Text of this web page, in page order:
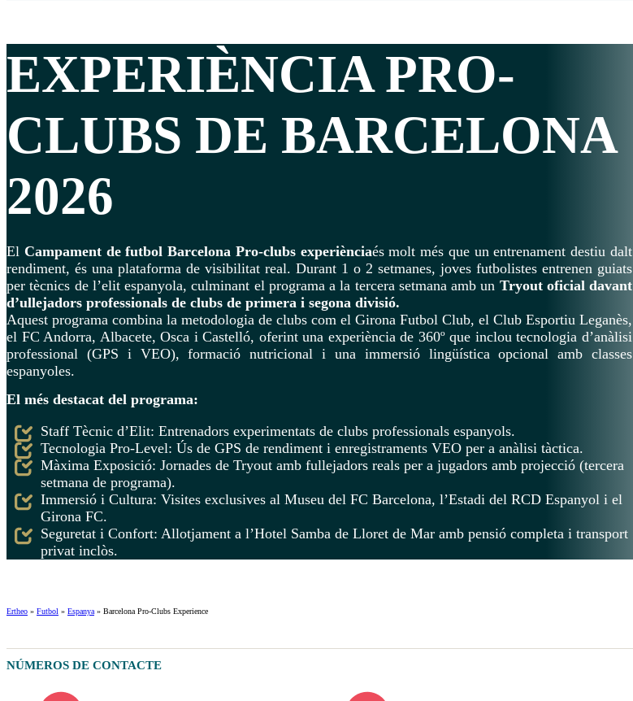
EXPERIÈNCIAPRO-
CLUBS DE BARCELONA
2026
El Campament de futbol Barcelona Pro-clubs experiènciaés molt més que un entrenament destiu dalt
rendiment, és una plataforma de visibilitat real. Durant 1 o 2 setmanes, joves futbolistes entrenen guiats
per tècnics de l’elit espanyola, culminant el programa a la tercera setmana amb un Tryout oficial davant
d’ullejadors professionals de clubs de primera i segona divisió.
Aquest programa combina la metodologia de clubs com el Girona Futbol Club, el Club Esportiu Leganès,
el FC Andorra, Albacete, Osca i Castelló, oferint una experiència de 360º que inclou tecnologia d’anàlisi
professional (GPS i VEO), formació nutricional i una immersió lingüística opcional amb classes
espanyoles.
El més destacat del programa:
Staff Tècnic d’Elit: Entrenadors experimentats de clubs professionals espanyols.
Tecnologia Pro-Level: Ús de GPS de rendiment i enregistraments VEO per a anàlisi tàctica.
Màxima Exposició: Jornades de Tryout amb fullejadors reals per a jugadors amb projecció (tercera
setmana de programa).
Immersió i Cultura: Visites exclusives al Museu del FC Barcelona, l’Estadi del RCD Espanyol i el
Girona FC.
Seguretat i Confort: Allotjament a l’Hotel Samba de Lloret de Mar amb pensió completa i transport
privat inclòs.
Ertheo » Futbol » Espanya » Barcelona Pro-Clubs Experience
NÚMEROS DE CONTACTE